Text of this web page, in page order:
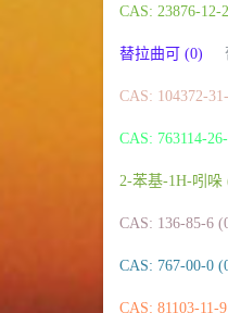
CAS: 23876-12-
替拉曲可 (0)
CAS: 104372-
CAS: 763114-
2-苯基-1H-吲哚
CAS: 136-85-6
CAS: 767-00-0
CAS: 81103-11-